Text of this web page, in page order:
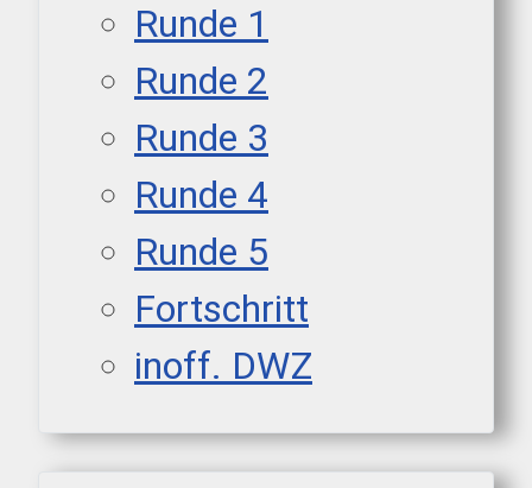
Runde 1
Runde 2
Runde 3
Runde 4
Runde 5
Fortschritt
inoff. DWZ